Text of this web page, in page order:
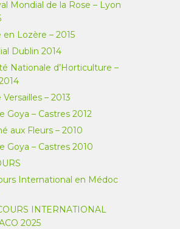
Mondial de la Rose – Lyon
en Lozère – 2015
Dublin 2014
Nationale d’Horticulture –
Versailles – 2013
Goya – Castres 2012
aux Fleurs – 2010
Goya – Castres 2010
International en Médoc
INTERNATIONAL
2025